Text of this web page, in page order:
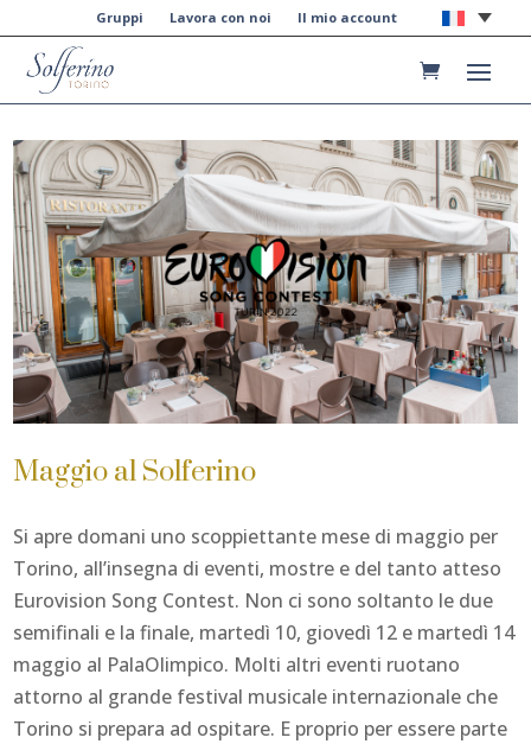
Gruppi Lavora con noi Il mio account
Maggio al Solferino
Si apre domani uno scoppiettante mese di maggio per
Torino, all’insegna di eventi, mostre e del tanto atteso
Eurovision Song Contest. Non ci sono soltanto le due
semifinali e la finale, martedì 10, giovedì 12 e martedì 14
maggio al PalaOlimpico. Molti altri eventi ruotano
attorno al grande festival musicale internazionale che
Torino si prepara ad ospitare. E proprio per essere parte